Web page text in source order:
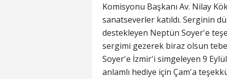
Komisyonu Başkanı Av. Nilay
sanatseverler katıldı. Serginin
destekleyen Neptün Soyer'e
sergimi gezerek biraz olsun
Soyer'e İzmir'i simgeleyen 9
anlamlı hediye için Çam'a